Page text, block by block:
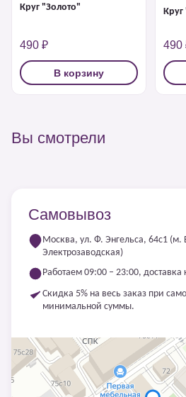
Круг "Золото"
490 ₽
В корзину
490
Вы смотрели
Самовывоз
Москва, ул. Ф. Энгельса, 64с1 (м.
Электрозаводская)
Работаем 09:00 – 23:00, доставка
Скидка 5% на весь заказ при
минимальной суммы.